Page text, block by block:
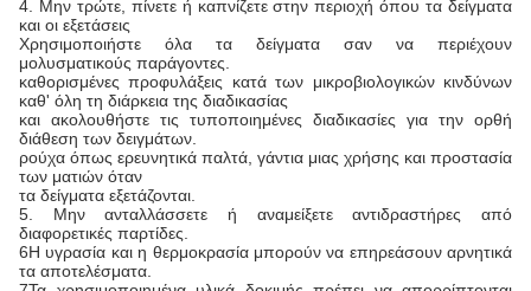
4. Μην τρώτε, πίνετε ή καπνίζετε στην περιοχή όπου τα δείγματα
και οι εξετάσεις
Χρησιμοποιήστε όλα τα δείγματα σαν να περιέχουν
μολυσματικούς παράγοντες.
καθορισμένες προφυλάξεις κατά των μικροβιολογικών κινδύνων
καθ' όλη τη διάρκεια της διαδικασίας
και ακολουθήστε τις τυποποιημένες διαδικασίες για την ορθή
διάθεση των δειγμάτων.
ρούχα όπως ερευνητικά παλτά, γάντια μιας χρήσης και προστασία
των ματιών όταν
τα δείγματα εξετάζονται.
5. Μην ανταλλάσσετε ή αναμείξετε αντιδραστήρες από
διαφορετικές παρτίδες.
6Η υγρασία και η θερμοκρασία μπορούν να επηρεάσουν αρνητικά
τα αποτελέσματα.